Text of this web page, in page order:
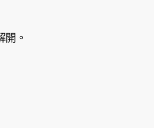
開。